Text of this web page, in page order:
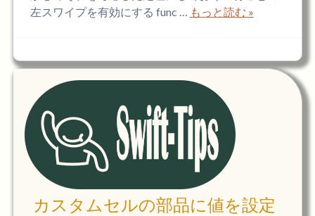
左スワイプを有効にする func … もっと読む »
カスタムセルの部品に値を設定